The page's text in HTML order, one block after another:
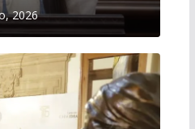
obligatoria
2026